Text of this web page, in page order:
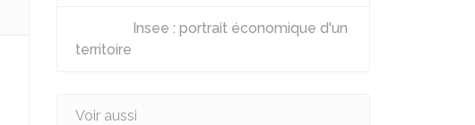
Insee : portrait économique d'un
territoire
Voir aussi